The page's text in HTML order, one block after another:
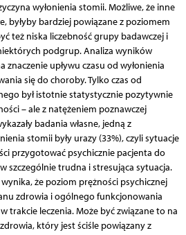
wyłonienia stomii. Możliwe, że inne
byłyby bardziej powiązane z poziomem
też niska liczebność grupy badawczej i
podgrup. Analiza wyników
znaczenie upływu czasu od wyłonienia
się do choroby. Tylko czas od
był istotnie statystycznie pozytywnie
– ale z natężeniem poznawczej
badania własne, jedną z
stomii były urazy (33%), czyli sytuacje
przygotować psychicznie pacjenta do
szczególnie trudna i stresująca sytuacja.
że poziom prężności psychicznej
zdrowia i ogólnego funkcjonowania
trakcie leczenia. Może być związane to na
który jest ściśle powiązany z